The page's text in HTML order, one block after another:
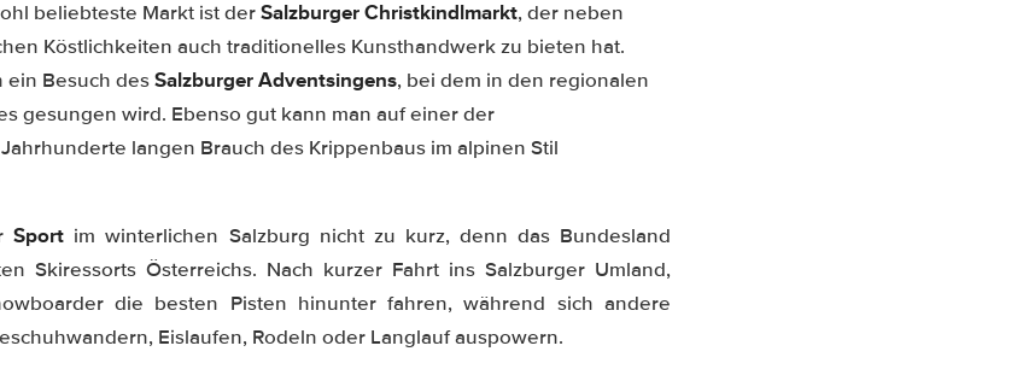
beliebteste Markt ist derSalzburger Christkindlmarkt, der neben
Köstlichkeiten auch traditionelles Kunsthandwerk zu bieten hat.
ein Besuch desSalzburger Adventsingens, bei dem in den regionalen
gesungen wird. Ebenso gut kann man auf einer der
langen Brauch des Krippenbaus im alpinen Stil
Sport im winterlichen Salzburg nicht zu kurz, denn das Bundesland
Skiressorts Österreichs. Nach kurzer Fahrt ins Salzburger Umland,
die besten Pisten hinunter fahren, während sich andere
Eislaufen, Rodeln oder Langlauf auspowern.